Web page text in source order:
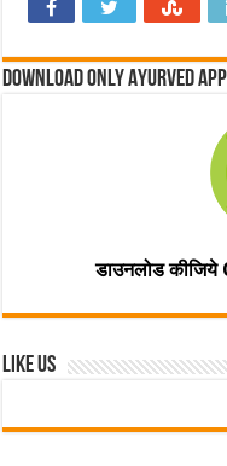
Download Only Ayurved App
डाउनलोड
Like Us